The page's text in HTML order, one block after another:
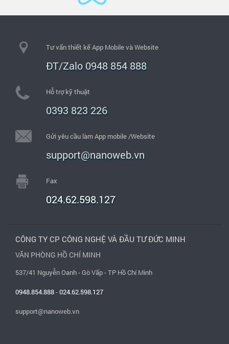
Tư vấn thiết kế App Mobile và Website
ĐT/Zalo 0948 854 888
Hỗ trợ kỹ thuật
0393 823 226
Gửi yêu cầu làm App mobile /Website
support@nanoweb.vn
Fax
024.62.598.127
CÔNG TY CP CÔNG NGHỆ VÀ ĐẦU TƯ ĐỨC MINH
VĂN PHÒNG HỒ CHÍ MINH
537/41 Nguyễn Oanh - Gò Vấp - TP Hồ Chí Minh
0948.854.888-024.62.598.127
support@nanoweb.vn